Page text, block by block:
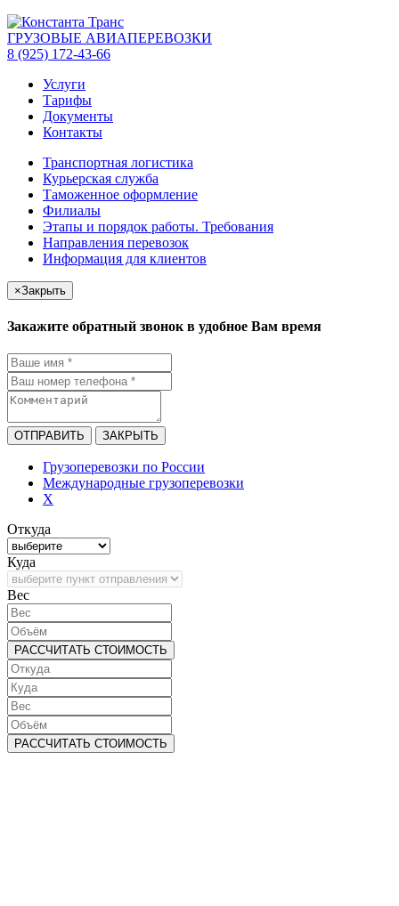
ГРУЗОВЫЕ АВИАПЕРЕВОЗКИ
8 (925) 172-43-66
Услуги
Тарифы
Документы
Контакты
Транспортная логистика
Курьерская служба
Таможенное оформление
Филиалы
Этапы и порядок работы. Требования
Направления перевозок
Информация для клиентов
×Закрыть
Закажите обратный звонок в удобное Вам время
ОТПРАВИТЬ ЗАКРЫТЬ
Грузоперевозки по России
Международные грузоперевозки
X
Откуда
Куда
Bec
РАССЧИТАТЬ СТОИМОСТЬ
РАССЧИТАТЬ СТОИМОСТЬ